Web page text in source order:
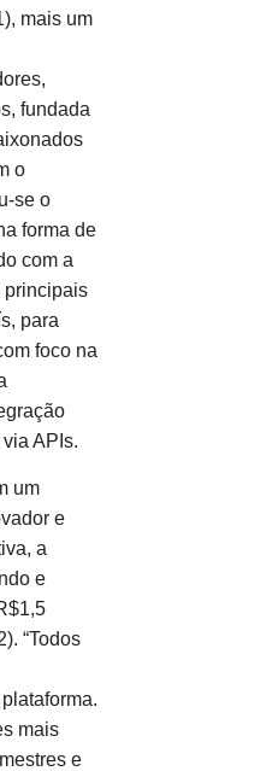
mais um
fundada
o
se o
forma de
com a
principais
para
foco na
APIs.
um
e
a
e
“Todos
mais
e